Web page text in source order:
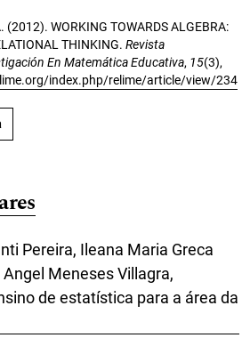
(2012). WORKING TOWARDS ALGEBRA:
THINKING. Revista
En Matemática Educativa, 15(3),
index.php/relime/article/view/234
Pereira, Ileana Maria Greca
Meneses Villagra,
de estatística para a área da